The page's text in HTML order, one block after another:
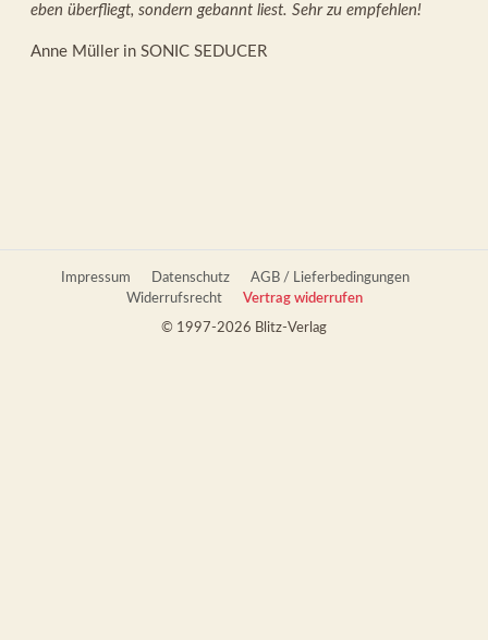
eben überfliegt, sondern gebannt liest. Sehr zu empfehlen!
Anne Müller in SONIC SEDUCER
Impressum Datenschutz
AGB / Lieferbedingungen
Widerrufsrecht
Vertrag widerrufen
© 1997-2026 Blitz-Verlag